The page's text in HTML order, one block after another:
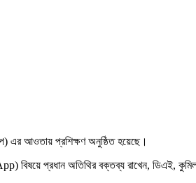
এর আওতায় প্রশিক্ষণ অনুষ্ঠিত হয়েছে।
প্রধান অতিথির বক্তব্য রাখেন, ডিএই,